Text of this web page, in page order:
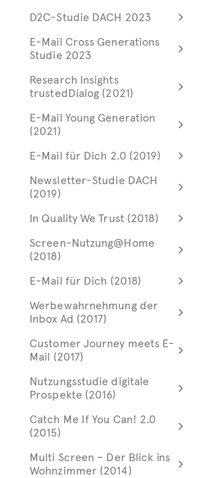
D2C-Studie DACH 2023
E-Mail Cross Generations
Studie 2023
Research Insights
trustedDialog (2021)
E-Mail Young Generation
(2021)
E-Mail für Dich 2.0 (2019)
Newsletter-Studie DACH
(2019)
In Quality We Trust (2018)
Screen-Nutzung@Home
(2018)
E-Mail für Dich (2018)
Werbewahrnehmung der
Inbox Ad (2017)
Customer Journey meets E-
Mail (2017)
Nutzungsstudie digitale
Prospekte (2016)
Catch Me If You Can! 2.0
(2015)
Multi Screen – Der Blick ins
Wohnzimmer (2014)